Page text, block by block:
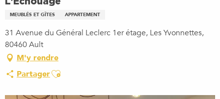
MEUBLÉS ET GÎTES APPARTEMENT
31 Avenue du Général Leclerc 1er étage, Les Yvonnettes,
80460 Ault
M'y rendre
PartagerAjouter aux favoris